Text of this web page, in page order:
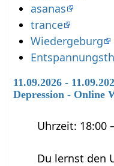
asanas
trance
Wiedergeburg
11.09.2026 -
Depression - Online
Uhrzeit: 18:00
Du lernst den